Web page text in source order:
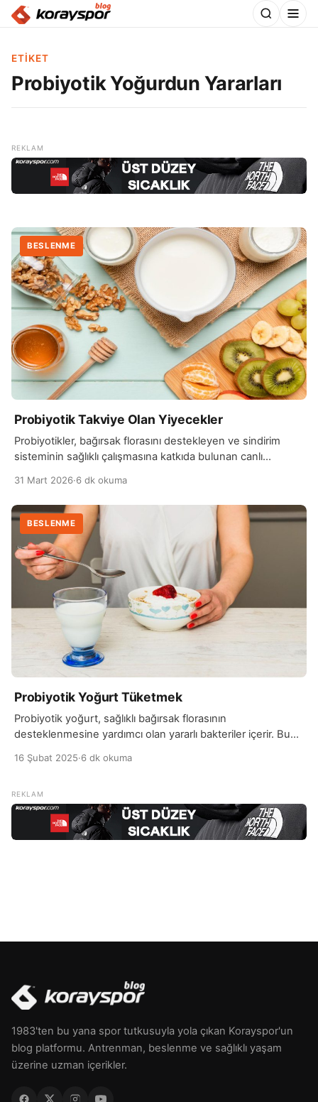
ETIKET
Probiyotik Yoğurdun Yararları
BESLENME
Probiyotik Takviye Olan Yiyecekler
Probiyotikler, bağırsak florasını destekleyen ve sindirim
sisteminin sağlıklı çalışmasına katkıda bulunan canlı
faydalı bakterileri doğrudan vücuda almayı sağlar. Düzenli
olarak probiyotik içeren gıdaların tüketilmesi, bağırsaktaki
yararlı bakterilerin sayısını artırır ve sindirim sisteminin
dengede kalmasına yardımcı olur. Yoğurt, kefir, kimchi,
sauerkraut (fermente lahana) ve kombucha gibi fermente
yiyecekler, en bilinen […]
31 Mart 2026·6 dk okuma
BESLENME
Probiyotik Yoğurt Tüketmek
Probiyotik yoğurt, sağlıklı bağırsak florasının
desteklenmesine yardımcı olan yararlı bakteriler içerir. Bu
mikroorganizmalarla zenginleştirilmiştir ve özellikle bağırsak
genellikle doğal fermente yoğurtlara eklenen probiyotik
kültürler aracılığıyla elde edilir. Düzenli olarak tüketildiğinde,
sindirim sisteminin düzgün çalışmasını destekleyerek
kabızlık, gaz ve şişkinlik gibi sorunları azaltabilir. […]
16 Şubat 2025·6 dk okuma
1983'ten bu yana spor tutkusuyla yola çıkan Korayspor'un
blog platformu. Antrenman, beslenme ve sağlıklı yaşam
üzerine uzman içerikler.